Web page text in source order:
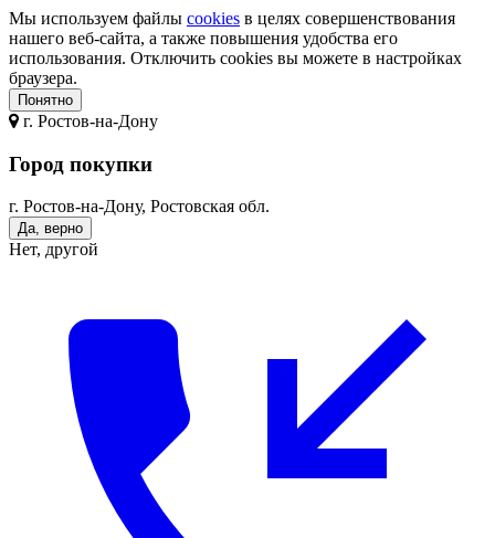
Мы используем файлы cookies в целях совершенствования
нашего веб-сайта, а также повышения удобства его
использования. Отключить cookies вы можете в настройках
браузера.
Понятно
г. Ростов-на-Дону
Город покупки
г. Ростов-на-Дону, Ростовская обл.
Да, верно
Нет, другой